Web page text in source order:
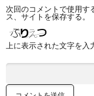
次回のコメントで使用す
ス、サイトを保存する。
上に表示された文字を入